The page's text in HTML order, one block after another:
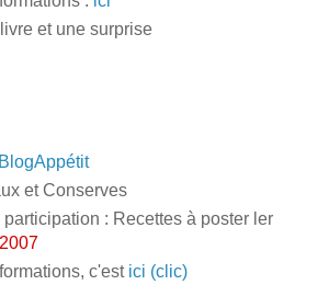
et une surprise
BlogAppétit
et Conserves
: Recettes à poster ler
c'est ici (clic)